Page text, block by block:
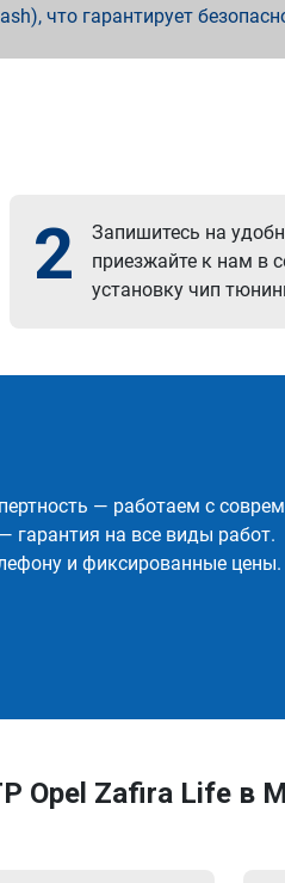
что гарантирует
2
Запишитесь на
приезжайте к нам в
установку чип
— работаем с
гарантия на все виды работ.
и фиксированные цены.
Opel Zafira Life в